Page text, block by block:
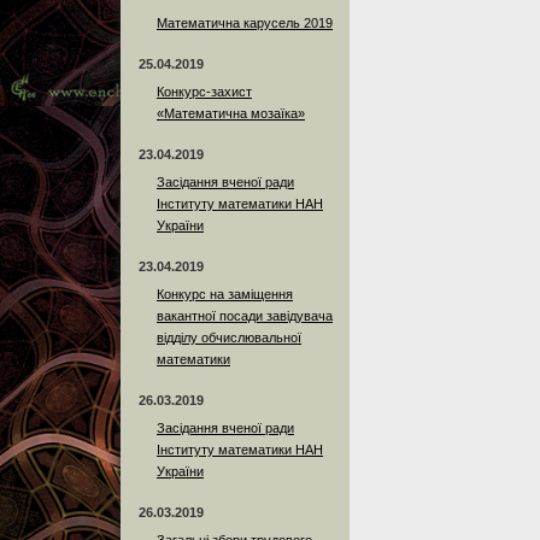
Математична карусель 2019
25.04.2019
Конкурс-захист
«Математична мозаїка»
23.04.2019
Засідання вченої ради
Інституту математики НАН
України
23.04.2019
Конкурс на заміщення
вакантної посади завідувача
відділу обчислювальної
математики
26.03.2019
Засідання вченої ради
Інституту математики НАН
України
26.03.2019